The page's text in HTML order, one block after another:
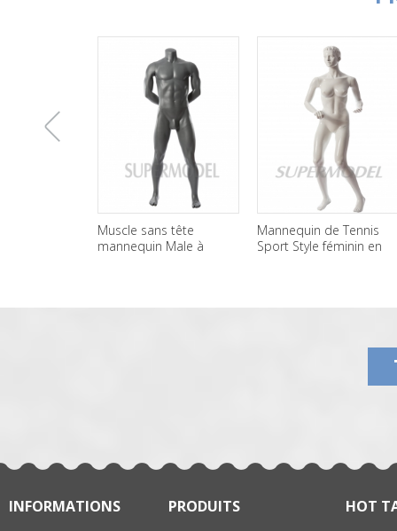
Muscle sans tête
mannequin Male à
Mannequin de Tennis
Sport Style féminin en
INFORMATIONS PRODUITS HOT